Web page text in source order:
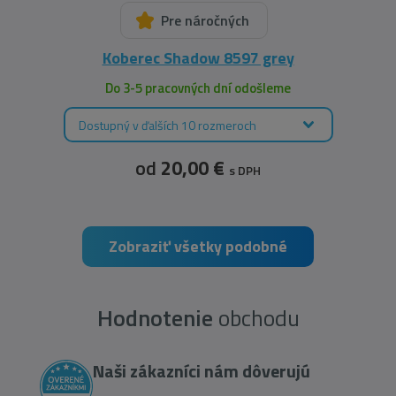
Pre náročných
Koberec Shadow 8597 grey
Do 3-5 pracovných dní odošleme
Dostupný v ďalších 10 rozmeroch
od 20,00 € s DPH
Zobraziť všetky podobné
Hodnotenie obchodu
Naši zákazníci nám dôverujú